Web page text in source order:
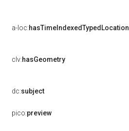
a-loc:hasTimeIndexedTypedLocation
clv:hasGeometry
dc:subject
pico:preview